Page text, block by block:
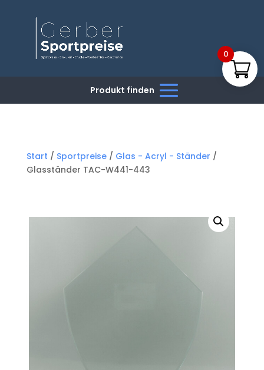
Start / Sportpreise/ Glas - Acryl - Ständer /
Glasständer TAC-W441-443
0